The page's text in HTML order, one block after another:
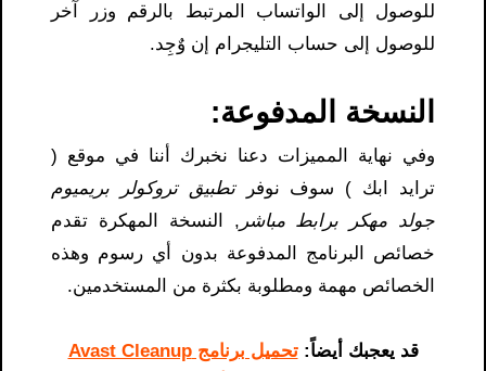
للوصول إلى الواتساب المرتبط بالرقم وزر آخر
للوصول إلى حساب التليجرام إن وٌجِد.
النسخة المدفوعة:
وفي نهاية المميزات دعنا نخبرك أننا في موقع (
ترايد ابك ) سوف نوفرتطبيق تروكولر بريميوم
جولد مهكر برابط مباشر , النسخة المهكرة تقدم
خصائص البرنامج المدفوعة بدون أي رسوم وهذه
الخصائص مهمة ومطلوبة بكثرة من المستخدمين.
قد يعجبك أيضاً:
تحميل برنامج Avast Cleanup